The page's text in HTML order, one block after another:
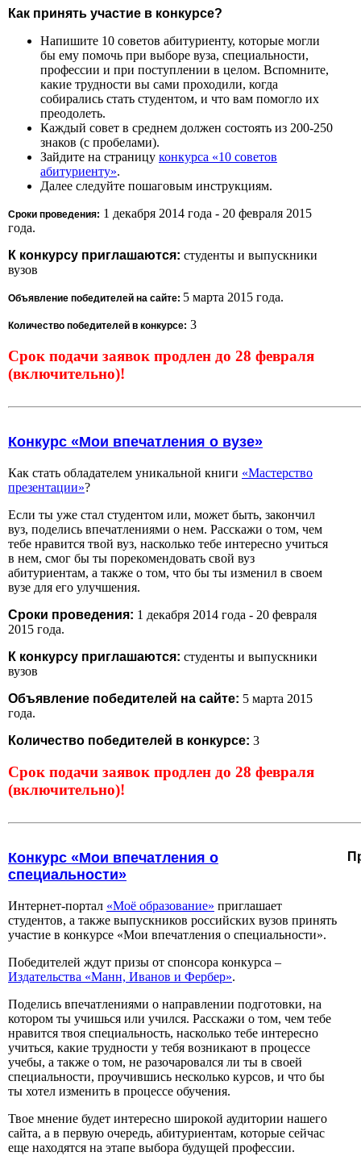
Как принять участие в конкурсе?
Напишите 10 советов абитуриенту, которые могли
бы ему помочь при выборе вуза, специальности,
профессии и при поступлении в целом. Вспомните,
какие трудности вы сами проходили, когда
собирались стать студентом, и что вам помогло их
преодолеть.
Каждый совет в среднем должен состоять из 200-250
знаков (с пробелами).
Зайдите на страницу конкурса «10 советов
абитуриенту».
Далее следуйте пошаговым инструкциям.
Сроки проведения: 1 декабря 2014 года - 20 февраля 2015
года.
К конкурсу приглашаются: студенты и выпускники
вузов
Объявление победителей на сайте: 5 марта 2015 года.
Количество победителей в конкурсе: 3
Срок подачи заявок продлен до 28 февраля
(включительно)!
Конкурс «Мои впечатления о вузе»
Как стать обладателем уникальной книги «Мастерство
презентации»?
Если ты уже стал студентом или, может быть, закончил
вуз, поделись впечатлениями о нем. Расскажи о том, чем
тебе нравится твой вуз, насколько тебе интересно учиться
в нем, смог бы ты порекомендовать свой вуз
абитуриентам, а также о том, что бы ты изменил в своем
вузе для его улучшения.
Сроки проведения: 1 декабря 2014 года - 20 февраля
2015 года.
К конкурсу приглашаются: студенты и выпускники
вузов
Объявление победителей на сайте: 5 марта 2015
года.
Количество победителей в конкурсе: 3
Срок подачи заявок продлен до 28 февраля
(включительно)!
Конкурс «Мои впечатления о
специальности»
Интернет-портал «Моё образование» приглашает
студентов, а также выпускников российских вузов принять
участие в конкурсе «Мои впечатления о специальности».
Победителей ждут призы от спонсора конкурса –
Издательства «Манн, Иванов и Фербер».
Поделись впечатлениями о направлении подготовки, на
котором ты учишься или учился. Расскажи о том, чем тебе
нравится твоя специальность, насколько тебе интересно
учиться, какие трудности у тебя возникают в процессе
учебы, а также о том, не разочаровался ли ты в своей
специальности, проучившись несколько курсов, и что бы
ты хотел изменить в процессе обучения.
Твое мнение будет интересно широкой аудитории нашего
сайта, а в первую очередь, абитуриентам, которые сейчас
еще находятся на этапе выбора будущей профессии.